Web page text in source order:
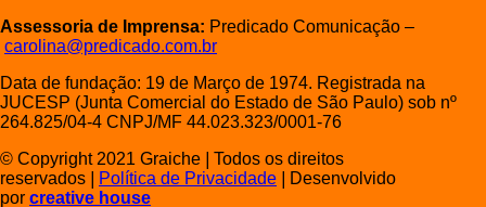
Assessoria de Imprensa: Predicado Comunicação –
carolina@predicado.com.br
Data de fundação: 19 de Março de 1974. Registrada na
JUCESP (Junta Comercial do Estado de São Paulo) sob nº
264.825/04-4 CNPJ/MF 44.023.323/0001-76
© Copyright 2021 Graiche
Todos os direitos
reservados
Política de Privacidade
Desenvolvido
por creative house